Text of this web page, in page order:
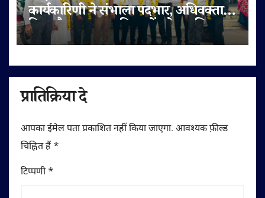
कार्यकारिणी ने संभाला पदभार, अधिवक्ता
हित और पक्षकार सुविधाओं को प्राथमिकता
प्रातिक्रिया दे
आपका ईमेल पता प्रकाशित नहीं किया जाएगा. आवश्यक फ़ील्ड
चिह्नित हैं *
टिप्पणी*